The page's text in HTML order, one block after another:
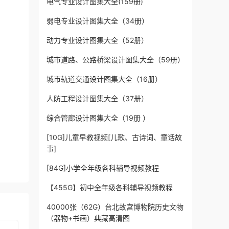
弱电专业设计图集大全（34册）
动力专业设计图集大全（52册）
城市道路、公路桥梁设计图集大全（59册）
城市轨道交通设计图集大全（16册）
人防工程设计图集大全（37册）
综合管廊设计图集大全（19册 ）
[10G]儿童早教视频[儿歌、古诗词、童话故
事]
[84G]小学全年级各科辅导视频教程
【455G】初中全年级各科辅导视频教程
40000张（62G）台北故宫博物院历史文物
（器物+书画）典藏高清图